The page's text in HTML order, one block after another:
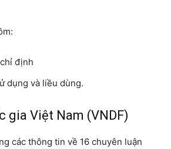
định
dụng và liều dùng.
gia Việt Nam (VNDF)
các thông tin về 16 chuyên luận